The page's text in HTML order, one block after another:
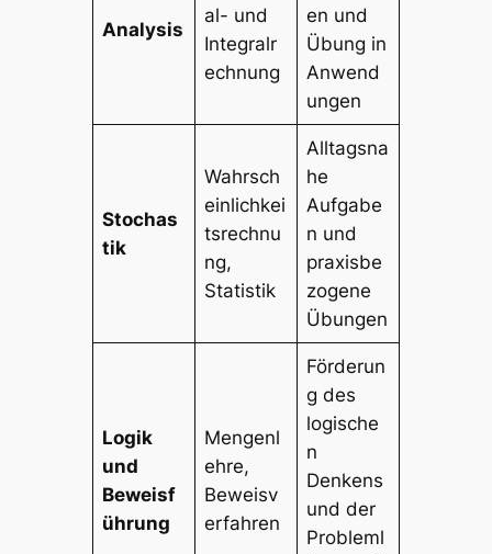
Analysis
al- und
Integralr
echnung
en und
Übung in
Anwend
ungen
Stochas
tik
Wahrsch
einlichkei
tsrechnu
ng,
Statistik
Alltagsna
he
Aufgabe
n und
praxisbe
zogene
Übungen
Logik
und
Beweisf
ührung
Mengenl
ehre,
Beweisv
erfahren
Förderun
g des
logische
n
Denkens
und der
Probleml